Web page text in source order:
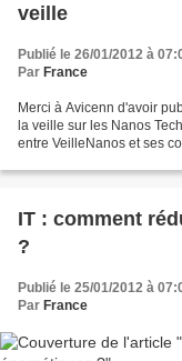
veille
Publié le 26/01/2012 à
Par France
Merci à Avicenn d'avoir
la veille sur les Nanos
entre VeilleNanos et ses
IT : comment
?
Publié le 25/01/2012 à
Par France